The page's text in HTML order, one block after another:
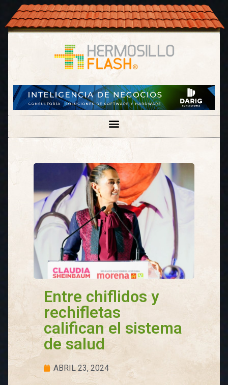
Entre chiflidos y
rechifletas
califican el sistema
de salud
ABRIL 23, 2024